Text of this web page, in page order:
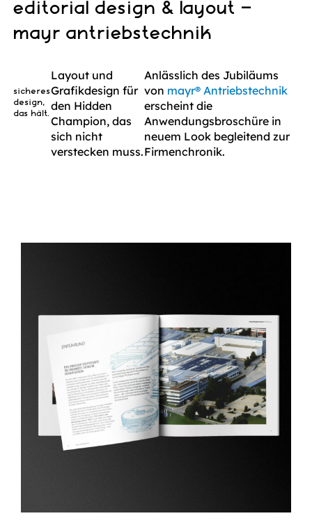
editorial design & layout –
mayr antriebstechnik
sicheres
design,
das hält.
Layout und
Grafikdesign für
den Hidden
Champion, das
sich nicht
verstecken muss.
Anlässlich des Jubiläums
von mayr® Antriebstechnik
erscheint die
Anwendungsbroschüre in
neuem Look begleitend zur
Firmenchronik.